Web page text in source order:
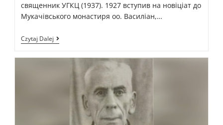
священник УГКЦ (1937). 1927 вступив на новіціат до
Мукачівського монастиря оо. Василіан,…
Czytaj Dalej